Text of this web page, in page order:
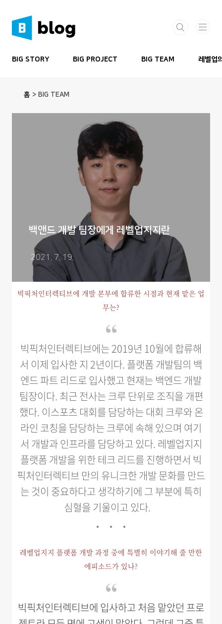
BIG STORY BIG PROJECT BIG TEAM 레벨업
홈 > BIG TEAM
백앤드 개발 팀장에게 레벨업지지란
2021. 7. 19.
빅픽처인터렉티브에 개발 본부에 합류한 시점과 현재 맡은 업
무는?
빅픽처인터렉티브에는 2019년 10월에 합류해
서 이제 입사한 지 2년이다. 플랫폼 개발팀의 백
엔드 파트 리드로 입사했고 현재는 백엔드 개발
팀장이다. 최근 전사는 크루 단위로 조직을 개편
했다. 이스포츠 대회를 담당하는 대회 크루와 온
라인 코칭을 담당하는 크루에 속해 있으며 여기
서 개발과 인프라를 담당하고 있다. 레벨업지지
플랫폼 개발을 위한 테크 리드를 진행하면서 빅
픽처인터렉티브 만의 유니크한 개발 문화를 만드
는 것이 중요하다고 생각하기에 그 부분에 특히
심혈을 기울이고 있다.
레벨업지지 플랫폼 개발 과정 중에 특별히 이야기해 줄 만한
에피소드가 있나?
빅픽처인터렉티브에 입사하고 처음 맡았던 프로